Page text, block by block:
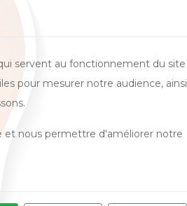
servent au fonctionnement du site
pour mesurer notre audience, ainsi
et nous permettre d'améliorer notre